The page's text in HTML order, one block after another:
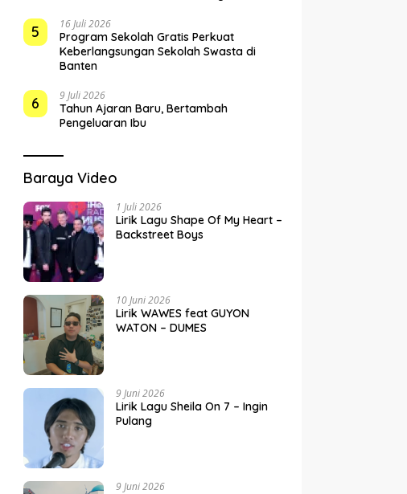
5 16 Juli 2026
Program Sekolah Gratis Perkuat
Keberlangsungan Sekolah Swasta di
Banten
6 9 Juli 2026
Tahun Ajaran Baru, Bertambah
Pengeluaran Ibu
Baraya Video
1 Juli 2026
Lirik Lagu Shape Of My Heart –
Backstreet Boys
10 Juni 2026
Lirik WAWES feat GUYON
WATON – DUMES
9 Juni 2026
Lirik Lagu Sheila On 7 – Ingin
Pulang
9 Juni 2026